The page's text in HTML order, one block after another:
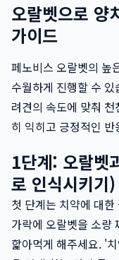
오랄벳으로 양
가이드
페노비스 오랄벳의 높
수월하게 진행할 수
려견의 속도에 맞춰
히 익히고 긍정적인
1단계: 오랄벳
로 인식시키기)
첫 단계는 치약에 대
가락에 오랄벳을 소량
핥아먹게 해주세요. '